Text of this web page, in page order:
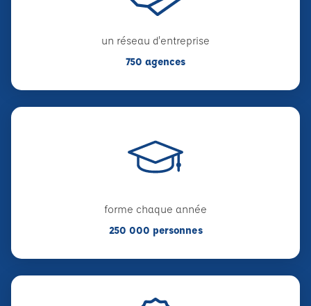
un réseau d'entreprise
750 agences
forme chaque année
250 000 personnes